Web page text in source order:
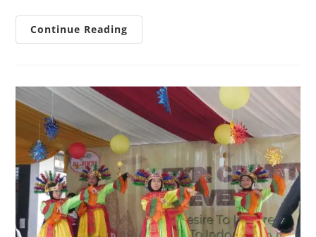
Continue Reading
Camp
Fikri
Liburan
Sambil
Belajar
Kampung
Inggris
Pare,
Kediri.